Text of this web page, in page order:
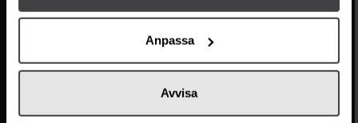
Anpassa
Avvisa
Cookieinställningar
Pistagekräm
Om delitea.se